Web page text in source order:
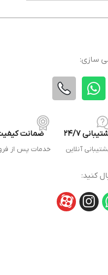
سازی:
24/7
آنلاین
ضمانت
خدمات پس از
کنید: